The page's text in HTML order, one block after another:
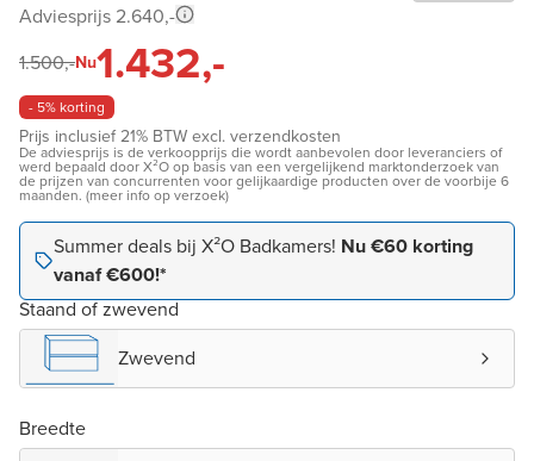
Adviesprijs 2.640,-
1.500,-Nu1.432,-
- 5% korting
Prijs inclusief 21% BTW excl. verzendkosten
De adviesprijs is de verkoopprijs die wordt aanbevolen door leveranciers of
werd bepaald door X²O op basis van een vergelijkend marktonderzoek van
de prijzen van concurrenten voor gelijkaardige producten over de voorbije 6
maanden. (meer info op verzoek)
Summer deals bij X²O Badkamers! Nu €60 korting
vanaf €600!*
Staand of zwevend
Zwevend
Breedte